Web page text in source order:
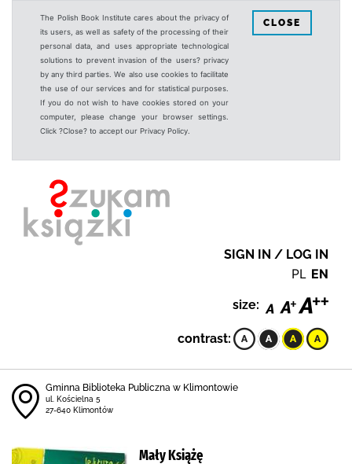
The Polish Book Institute cares about the privacy of
its users, as well as safety of the processing of their
personal data, and uses appropriate technological
solutions to prevent invasion of the users? privacy
by any third parties. We also use cookies to facilitate
the use of our services and for statistical purposes.
If you do not wish to have cookies stored on your
computer, please change your browser settings.
Click ?Close? to accept our Privacy Policy.
CLOSE
SIGN IN / LOG IN
PL EN
size:
contrast:
Gminna Biblioteka Publiczna w Klimontowie
ul. Kościelna 5
27-640 Klimontów
Mały Książę